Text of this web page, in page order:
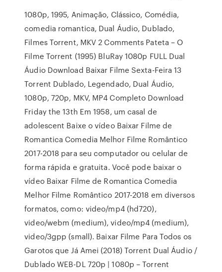
1080p, 1995, Animação, Clássico, Comédia,
comedia romantica, Dual Áudio, Dublado,
Filmes Torrent, MKV 2 Comments Pateta – O
Filme Torrent (1995) BluRay 1080p FULL Dual
Áudio Download Baixar Filme Sexta-Feira 13
Torrent Dublado, Legendado, Dual Áudio,
1080p, 720p, MKV, MP4 Completo Download
Friday the 13th Em 1958, um casal de
adolescent Baixe o vídeo Baixar Filme de
Romantica Comedia Melhor Filme Romântico
2017-2018 para seu computador ou celular de
forma rápida e gratuita. Você pode baixar o
vídeo Baixar Filme de Romantica Comedia
Melhor Filme Romântico 2017-2018 em diversos
formatos, como: video/mp4 (hd720),
video/webm (medium), video/mp4 (medium),
video/3gpp (small). Baixar Filme Para Todos os
Garotos que Já Amei (2018) Torrent Dual Áudio /
Dublado WEB-DL 720p | 1080p – Torrent